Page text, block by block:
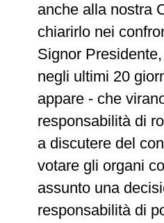
anche alla nostra
chiarirlo nei
Signor
negli ultimi 20
appare - che
responsabilità di
a discutere del
votare gli organi
assunto una
responsabilità di